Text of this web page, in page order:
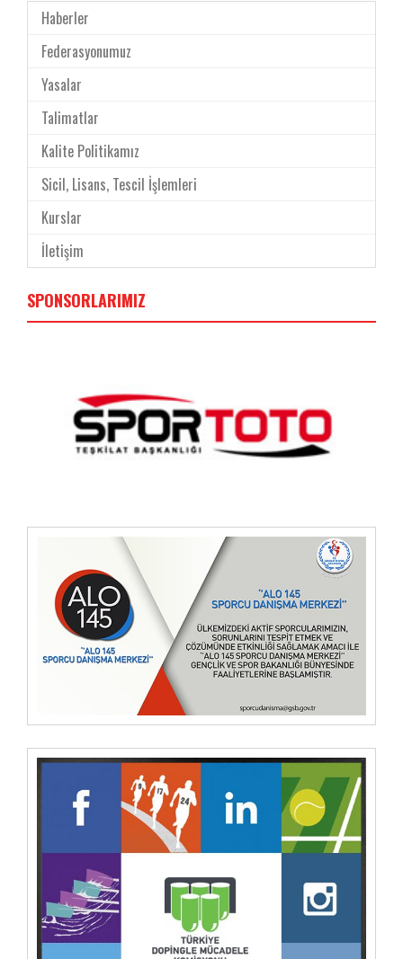
Haberler
Federasyonumuz
Yasalar
Talimatlar
Kalite Politikamız
Sicil, Lisans, Tescil İşlemleri
Kurslar
İletişim
SPONSORLARIMIZ